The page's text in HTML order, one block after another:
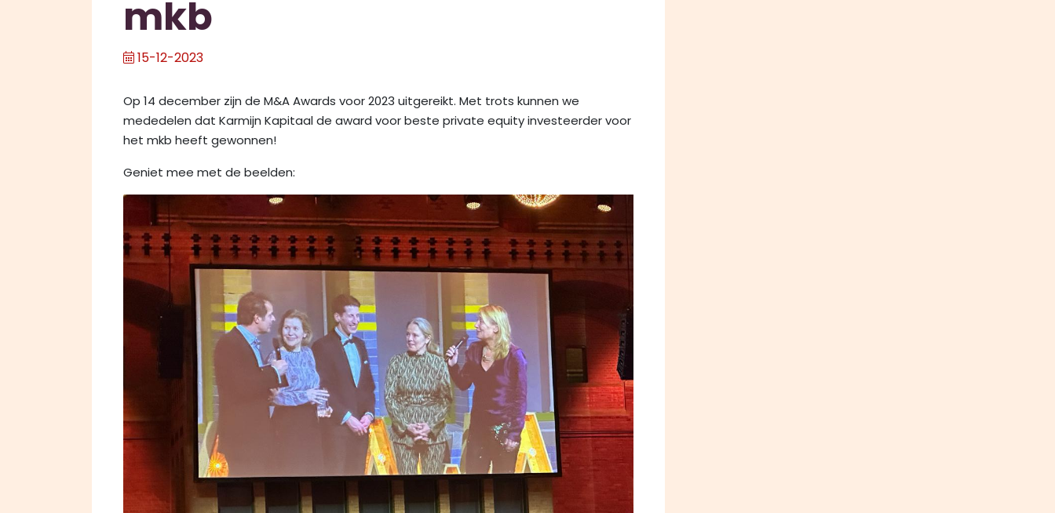
mkb
15-12-2023
Op 14 december zijn de M&A Awards voor 2023 uitgereikt. Met trots kunnen we
mededelen dat Karmijn Kapitaal de award voor beste private equity investeerder voor
het mkb heeft gewonnen!
Geniet mee met de beelden: